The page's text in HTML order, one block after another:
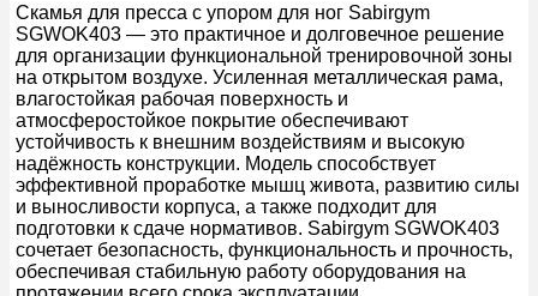
Скамья для пресса с упором для ног Sabirgym
SGWOK403 — это практичное и долговечное решение
для организации функциональной тренировочной зоны
на открытом воздухе. Усиленная металлическая рама,
влагостойкая рабочая поверхность и
атмосферостойкое покрытие обеспечивают
устойчивость к внешним воздействиям и высокую
надёжность конструкции. Модель способствует
эффективной проработке мышц живота, развитию силы
и выносливости корпуса, а также подходит для
подготовки к сдаче нормативов. Sabirgym SGWOK403
сочетает безопасность, функциональность и прочность,
обеспечивая стабильную работу оборудования на